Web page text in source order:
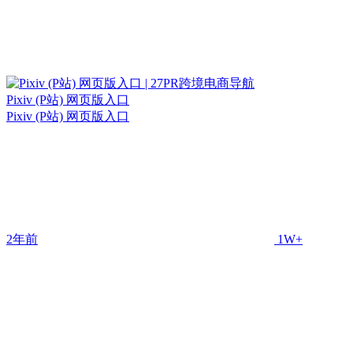
Pixiv (P站) 网页版入口
Pixiv (P站) 网页版入口
2年前 1W+